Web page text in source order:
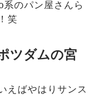
のパン屋さんら
笑
ツダムの宮
えばやはりサンス